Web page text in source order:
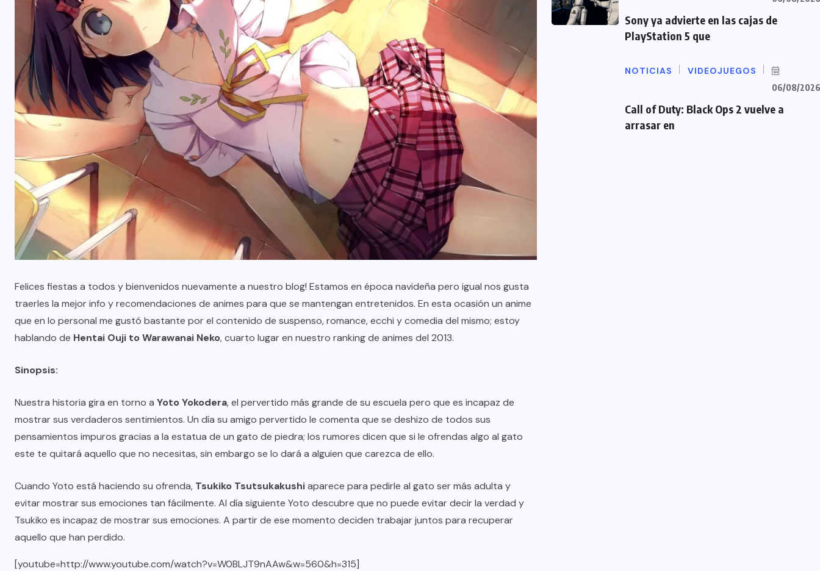
Felices fiestas a todos y bienvenidos nuevamente a nuestro blog! Estamos en época navideña pero igual nos gusta
traerles la mejor info y recomendaciones de animes para que se mantengan entretenidos. En esta ocasión un anime
que en lo personal me gustó bastante por el contenido de suspenso, romance, ecchi y comedia del mismo; estoy
hablando de Hentai Ouji to Warawanai Neko, cuarto lugar en nuestro ranking de animes del 2013.
Sinopsis:
Nuestra historia gira en torno a Yoto Yokodera, el pervertido más grande de su escuela pero que es incapaz de
mostrar sus verdaderos sentimientos. Un día su amigo pervertido le comenta que se deshizo de todos sus
pensamientos impuros gracias a la estatua de un gato de piedra; los rumores dicen que si le ofrendas algo al gato
este te quitará aquello que no necesitas, sin embargo se lo dará a alguien que carezca de ello.
Cuando Yoto está haciendo su ofrenda, Tsukiko Tsutsukakushiaparece para pedirle al gato ser más adulta y
evitar mostrar sus emociones tan fácilmente. Al día siguiente Yoto descubre que no puede evitar decir la verdad y
Tsukiko es incapaz de mostrar sus emociones. A partir de ese momento deciden trabajar juntos para recuperar
aquello que han perdido.
[youtube=http://www.youtube.com/watch?v=W0BLJT9nAAw&w=560&h=315]
Sony ya advierte en las cajas de
PlayStation 5 que
NOTICIAS VIDEOJUEGOS
06/08/2026
Call of Duty: Black Ops 2 vuelve a
arrasar en